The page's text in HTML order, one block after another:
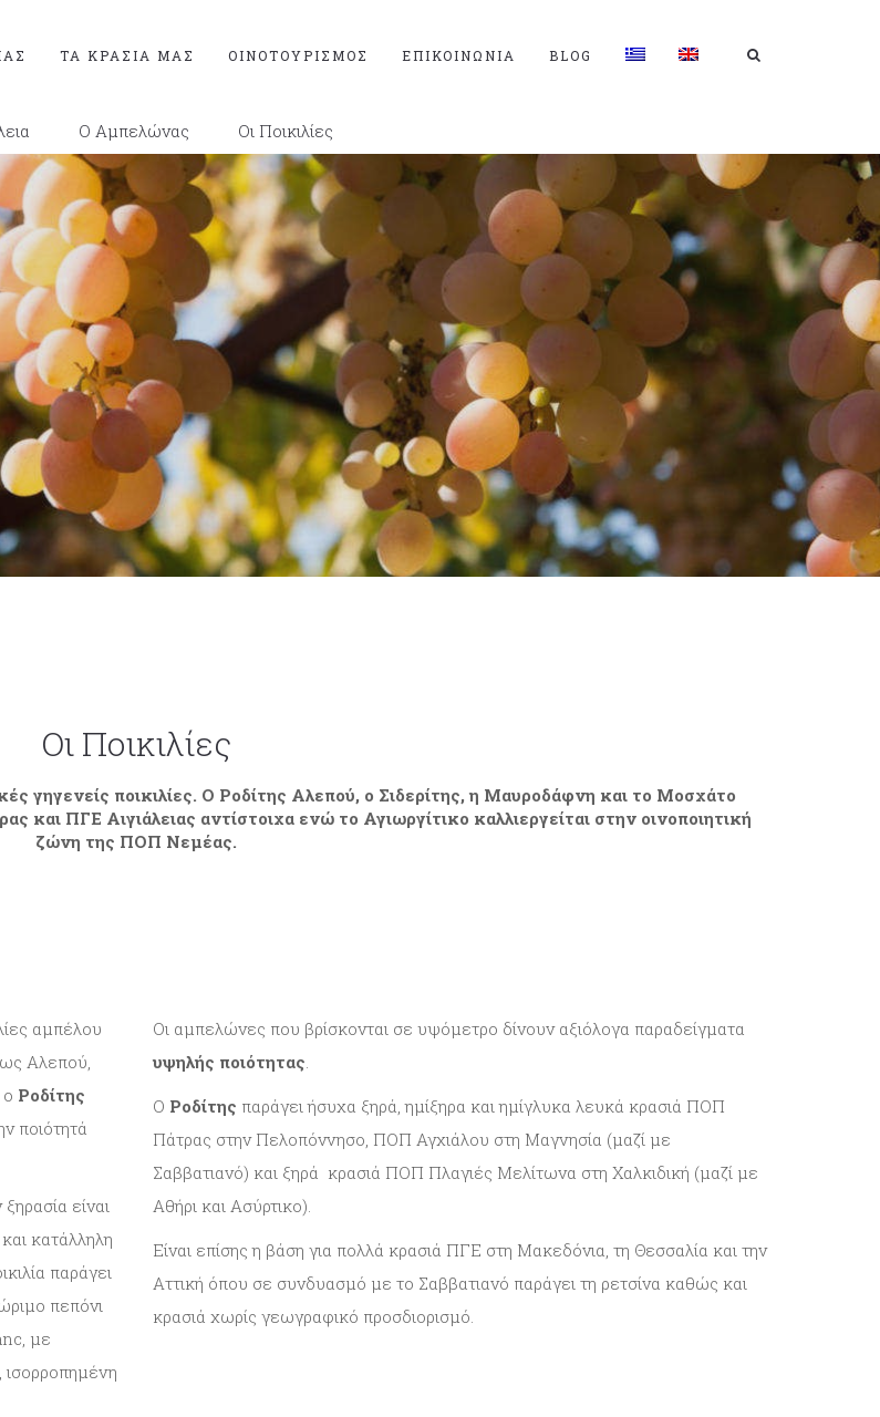
ΤΑ ΚΡΑΣΙΆ ΜΑΣ ΟΙΝΟΤΟΥΡΙΣΜΌΣ ΕΠΙΚΟΙΝΩΝΊΑ BLOG
Ο Αμπελώνας Οι Ποικιλίες
Οι Ποικιλίες
γηγενείς ποικιλίες. Ο Ροδίτης Αλεπού, ο Σιδερίτης, η Μαυροδάφνη και το Μοσχάτο
και ΠΓΕ Αιγιάλειας αντίστοιχα ενώ το Αγιωργίτικο καλλιεργείται στην οινοποιητική
ζώνη της ΠΟΠ Νεμέας.
αμπέλου
Αλεπού,
Ροδίτης
ποιότητά
είναι
κατάλληλη
παράγει
πεπόνι
με
ισορροπημένη
Οι αμπελώνες που βρίσκονται σε υψόμετρο δίνουν αξιόλογα παραδείγματα
υψηλής ποιότητας.
Ο Ροδίτης παράγει ήσυχα ξηρά, ημίξηρα και ημίγλυκα λευκά κρασιά ΠΟΠ
Πάτρας στην Πελοπόννησο, ΠΟΠ Αγχιάλου στη Μαγνησία (μαζί με
Σαββατιανό) και ξηρά κρασιά ΠΟΠ Πλαγιές Μελίτωνα στη Χαλκιδική (μαζί με
Αθήρι και Ασύρτικο).
Είναι επίσης η βάση για πολλά κρασιά ΠΓΕ στη Μακεδόνια, τη Θεσσαλία και την
Αττική όπου σε συνδυασμό με το Σαββατιανό παράγει τη ρετσίνα καθώς και
κρασιά χωρίς γεωγραφικό προσδιορισμό.